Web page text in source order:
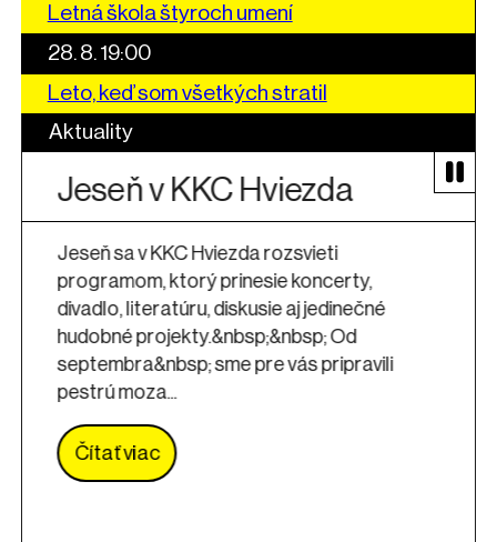
Letná škola štyroch umení
28. 8. 19:00
Leto, keď som všetkých stratil
Aktuality
Jeseň v KKC Hviezda
Jeseň sa v KKC Hviezda rozsvieti
programom, ktorý prinesie koncerty,
divadlo, literatúru, diskusie aj jedinečné
hudobné projekty.&nbsp;&nbsp; Od
septembra&nbsp; sme pre vás pripravili
pestrú moza...
Čítať viac